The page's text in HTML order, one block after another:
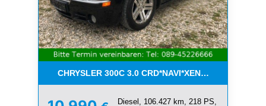
CHRYSLER 300C 3.0
Diesel, 106.427 km, 218 PS,